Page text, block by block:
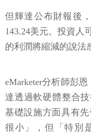
但輝達公布財報後
143.24美元。投資人
的利潤將縮減的說法
eMarketer分析師彭
達透過軟硬體整合
基礎設施方面具有
很小」，但「特別